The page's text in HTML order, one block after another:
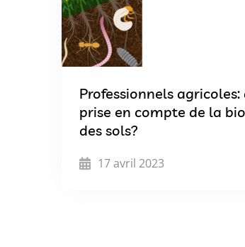
Professionnels
prise en compte de la
des sols?
17 avril 2023